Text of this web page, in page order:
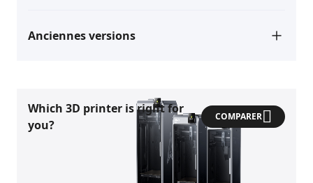
Anciennes versions
Which 3D printer is right for
you?
COMPARER